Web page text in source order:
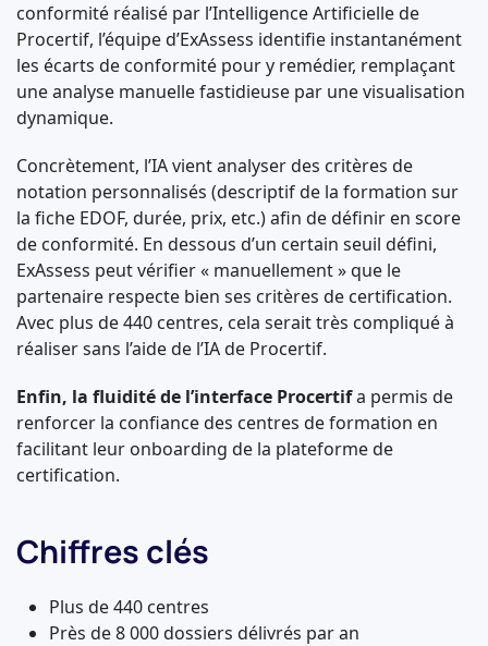
conformité réalisé par l’Intelligence Artificielle de
Procertif, l’équipe d’ExAssess identifie instantanément
les écarts de conformité pour y remédier, remplaçant
une analyse manuelle fastidieuse par une visualisation
dynamique.
Concrètement, l’IA vient analyser des critères de
notation personnalisés (descriptif de la formation sur
la fiche EDOF, durée, prix, etc.) afin de définir en score
de conformité. En dessous d’un certain seuil défini,
ExAssess peut vérifier « manuellement » que le
partenaire respecte bien ses critères de certification.
Avec plus de 440 centres, cela serait très compliqué à
réaliser sans l’aide de l’IA de Procertif.
Enfin, la fluidité de l’interface Procertifa permis de
renforcer la confiance des centres de formation en
facilitant leur onboarding de la plateforme de
certification.
Chiffres clés
Plus de 440 centres
Près de 8 000 dossiers délivrés par an